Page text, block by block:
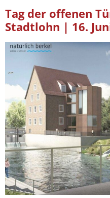
Tag der offenen
Stadtlohn | 16.